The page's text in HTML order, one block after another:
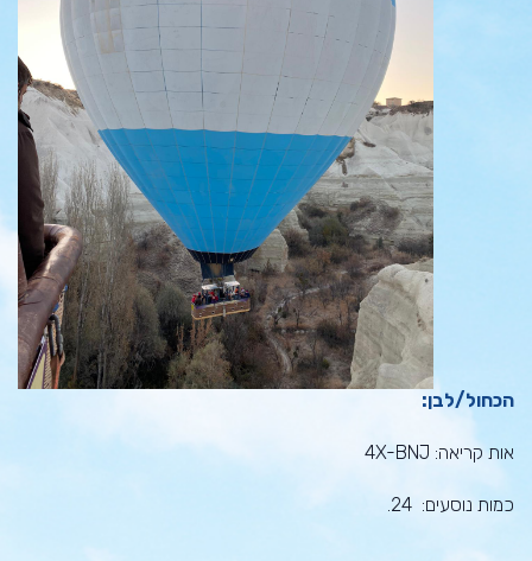
הכחול/לבן:
אות קריאה: 4X-BNJ
כמות נוסעים: 24.